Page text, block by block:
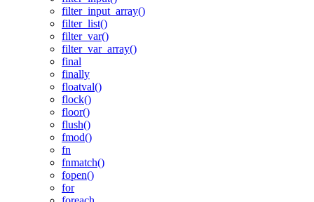
filter_input_array()
filter_list()
filter_var()
filter_var_array()
final
finally
floatval()
flock()
floor()
flush()
fmod()
fn
fnmatch()
fopen()
for